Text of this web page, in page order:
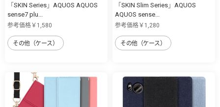
「SKIN Series」AQUOS AQUOS
sense7 plu...
参考価格￥1,580
その他（ケース）
「SKIN Slim Series」AQUOS
AQUOS sense...
参考価格￥1,280
その他（ケース）